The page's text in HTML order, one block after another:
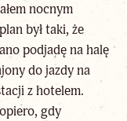
nocnym
był taki, że
podjadę na halę
do jazdy na
z hotelem.
gdy